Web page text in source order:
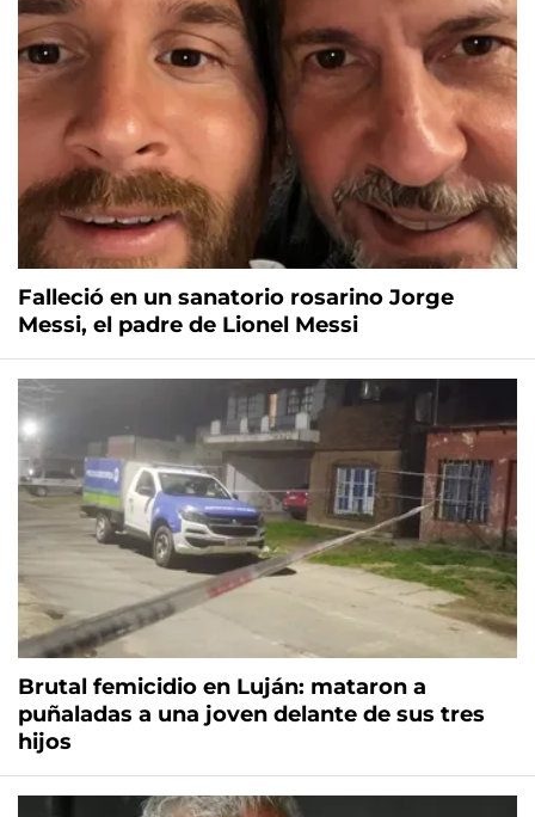
Falleció en un sanatorio rosarino Jorge
Messi, el padre de Lionel Messi
Brutal femicidio en Luján: mataron a
puñaladas a una joven delante de sus tres
hijos